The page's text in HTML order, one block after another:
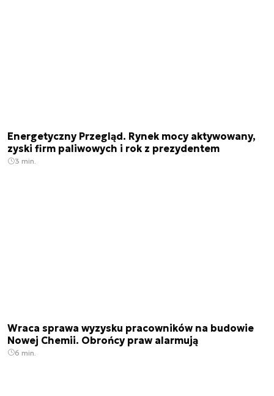
Energetyczny Przegląd. Rynek mocy aktywowany,
zyski firm paliwowych i rok z prezydentem
3 min.
Wraca sprawa wyzysku pracowników na budowie
Nowej Chemii. Obrońcy praw alarmują
6 min.